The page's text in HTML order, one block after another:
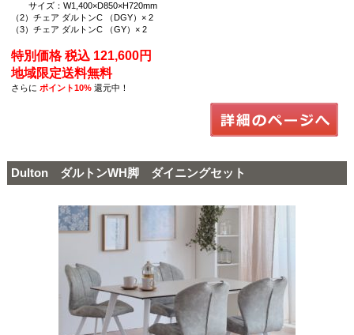
サイズ：W1,400×D850×H720mm
（2）チェア ダルトンC （DGY）× 2
（3）チェア ダルトンC （GY）× 2
特別価格 税込 121,600円
地域限定送料無料
さらに ポイント10%還元中！
Dulton ダルトンWH脚 ダイニングセット